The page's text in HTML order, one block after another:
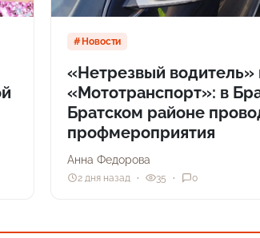
Новости
«Нетрезвый водитель»
«Мототранспорт»: в
Братском районе
профмероприятия
Анна Федорова
2 дня назад 35 0